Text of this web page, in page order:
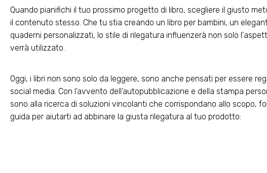
Quando pianifichi il tuo prossimo progetto di libro, scegliere il giusto
il contenuto stesso. Che tu stia creando un libro per bambini, un
quaderni personalizzati, lo stile di rilegatura influenzerà non solo
verrà utilizzato.
Oggi, i libri non sono solo da leggere, sono anche pensati per essere
social media. Con l’avvento dell’autopubblicazione e della stampa
sono alla ricerca di soluzioni vincolanti che corrispondano allo scopo,
guida per aiutarti ad abbinare la giusta rilegatura al tuo prodotto: